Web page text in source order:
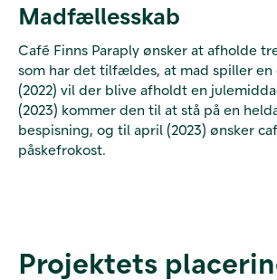
Madfællesskab
Café Finns Paraply ønsker at afholde
som har det tilfældes, at mad spiller en
(2022) vil der blive afholdt en
(2023) kommer den til at stå på en
bespisning, og til april (2023) ønsker
påskefrokost.
Projektets